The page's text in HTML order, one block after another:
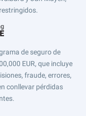
de seguro de
EUR, que incluye
fraude, errores,
conllevar pérdidas